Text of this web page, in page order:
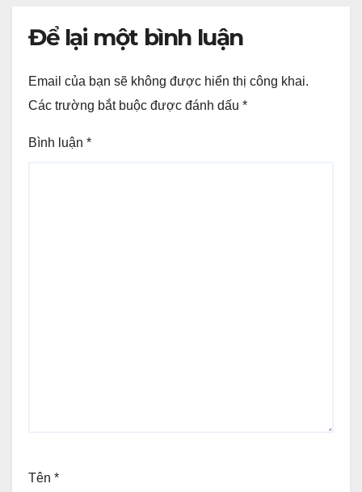
Để lại một bình luận
Email của bạn sẽ không được hiển thị công khai.
Các trường bắt buộc được đánh dấu *
Bình luận *
Tên *